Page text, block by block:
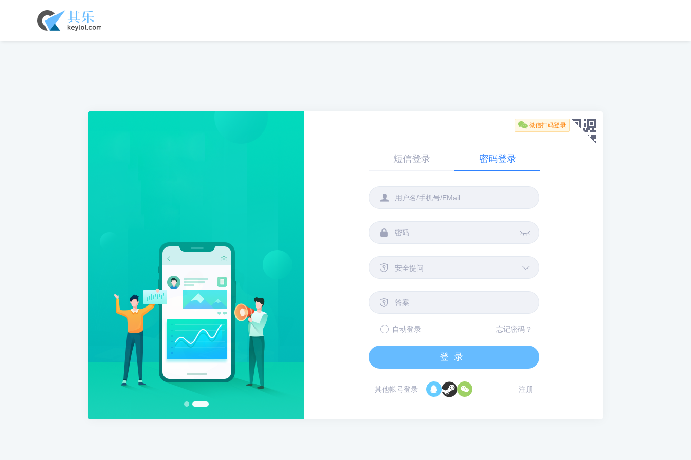
 微信扫码登录
短信登录 密码登录

 
 安全提问 

自动登录 忘记密码？
登录
其他帐号登录   注册